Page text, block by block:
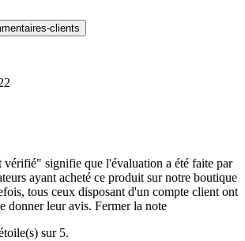
clients
vérifié" signifie que l'évaluation a été faite par
ayant acheté ce produit sur notre boutique
tous ceux disposant d'un compte client ont
donner leur avis. Fermer la note
sur 5.